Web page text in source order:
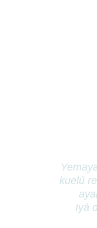
kuelú
Iyá